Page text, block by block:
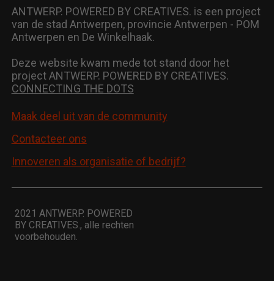
ANTWERP. POWERED BY CREATIVES. is een project
van de stad Antwerpen, provincie Antwerpen - POM
Antwerpen en De Winkelhaak.
Deze website kwam mede tot stand door het
project ANTWERP. POWERED BY CREATIVES.
CONNECTING THE DOTS
Footer call to action
Maak deel uit van de community
Contacteer ons
Innoveren als organisatie of bedrijf?
2021 ANTWERP. POWERED
BY CREATIVES., alle rechten
voorbehouden.